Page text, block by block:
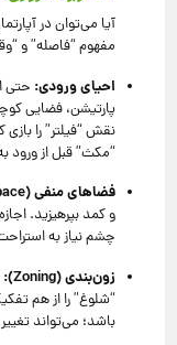
مفهوم “فاصله” و
احیای ورودی: حتی
نقش “فیلتر” را
“مکث” قبل از ورود
فضاهای منفی (Negative Space):
و کمد بپرهیزید.
چشم نیاز به
زون‌بندی (Zoning):
“شلوغ” را از هم
باشد؛ می‌تواند